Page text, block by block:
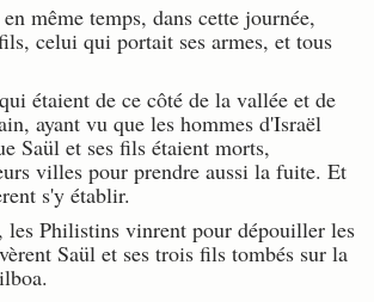
même temps, dans cette journée,
celui qui portait ses armes, et tous
étaient de ce côté de la vallée et de
ayant vu que les hommes d'Israël
Saül et ses fils étaient morts,
villes pour prendre aussi la fuite. Et
s'y établir.
les Philistins vinrent pour dépouiller les
Saül et ses trois fils tombés sur la